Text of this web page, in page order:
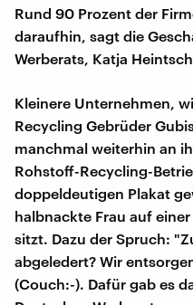
Rund 90 Prozent der
daraufhin, sagt die
Werberats, Katja
Kleinere Unternehmen,
Recycling Gebrüder
manchmal weiterhin an
Rohstoff-Recycling-
doppeldeutigen Plakat
halbnackte Frau auf
sitzt. Dazu der Spruch:
abgeledert? Wir
(Couch:-). Dafür gab es